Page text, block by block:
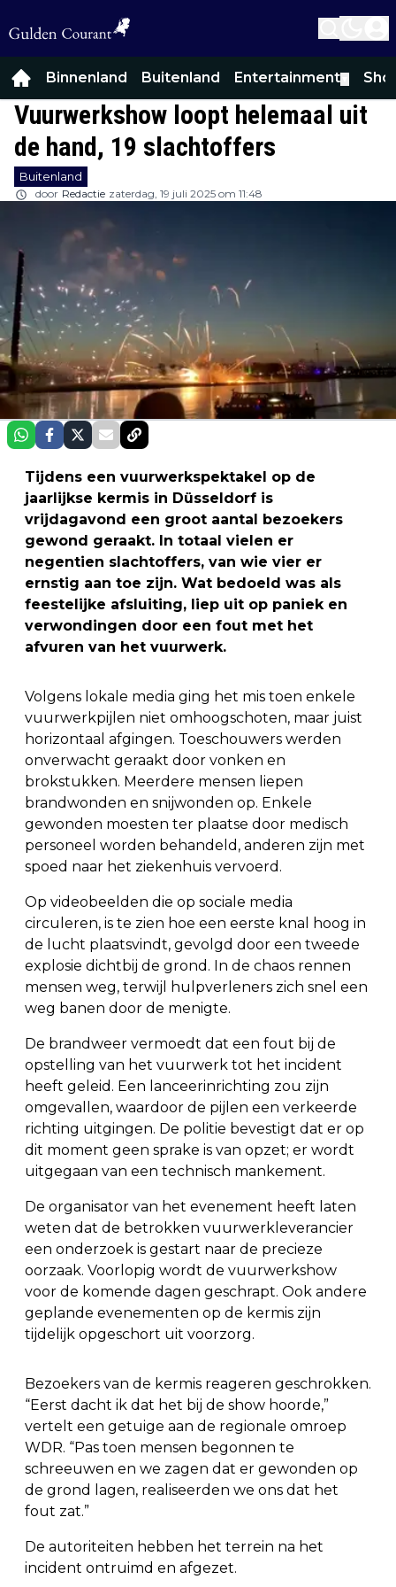
Binnenland Buitenland Entertainment
Vuurwerkshow loopt helemaal uit
de hand, 19 slachtoffers
Buitenland
door Redactie zaterdag, 19 juli 2025 om 11:48
Tijdens een vuurwerkspektakel op de
jaarlijkse kermis in Düsseldorf is
vrijdagavond een groot aantal bezoekers
gewond geraakt. In totaal vielen er
negentien slachtoffers, van wie vier er
ernstig aan toe zijn. Wat bedoeld was als
feestelijke afsluiting, liep uit op paniek en
verwondingen door een fout met het
afvuren van het vuurwerk.
Volgens lokale media ging het mis toen enkele
vuurwerkpijlen niet omhoogschoten, maar juist
horizontaal afgingen. Toeschouwers werden
onverwacht geraakt door vonken en
brokstukken. Meerdere mensen liepen
brandwonden en snijwonden op. Enkele
gewonden moesten ter plaatse door medisch
personeel worden behandeld, anderen zijn met
spoed naar het ziekenhuis vervoerd.
Op videobeelden die op sociale media
circuleren, is te zien hoe een eerste knal hoog in
de lucht plaatsvindt, gevolgd door een tweede
explosie dichtbij de grond. In de chaos rennen
mensen weg, terwijl hulpverleners zich snel een
weg banen door de menigte.
De brandweer vermoedt dat een fout bij de
opstelling van het vuurwerk tot het incident
heeft geleid. Een lanceerinrichting zou zijn
omgevallen, waardoor de pijlen een verkeerde
richting uitgingen. De politie bevestigt dat er op
dit moment geen sprake is van opzet; er wordt
uitgegaan van een technisch mankement.
De organisator van het evenement heeft laten
weten dat de betrokken vuurwerkleverancier
een onderzoek is gestart naar de precieze
oorzaak. Voorlopig wordt de vuurwerkshow
voor de komende dagen geschrapt. Ook andere
geplande evenementen op de kermis zijn
tijdelijk opgeschort uit voorzorg.
Bezoekers van de kermis reageren geschrokken.
“Eerst dacht ik dat het bij de show hoorde,”
vertelt een getuige aan de regionale omroep
WDR. “Pas toen mensen begonnen te
schreeuwen en we zagen dat er gewonden op
de grond lagen, realiseerden we ons dat het
fout zat.”
De autoriteiten hebben het terrein na het
incident ontruimd en afgezet.